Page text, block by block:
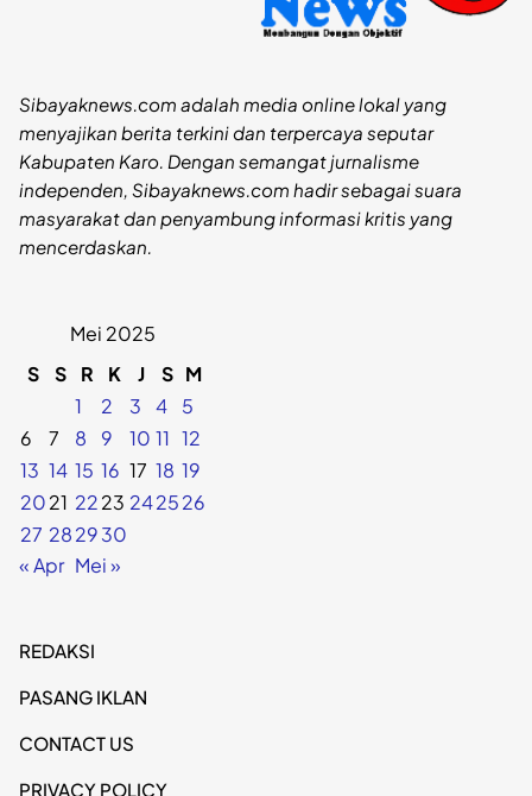
Sibayaknews.com adalah media online lokal yang
menyajikan berita terkini dan terpercaya seputar
Kabupaten Karo. Dengan semangat jurnalisme
independen, Sibayaknews.com hadir sebagai suara
masyarakat dan penyambung informasi kritis yang
mencerdaskan.
Mei 2025
S
S R K J S M
1
2 3 4
5
6
7 8 9 10 11 12
13 14 15 16 17 18 19
2021 2223 242526
27 282930
« Apr Mei »
REDAKSI
PASANG IKLAN
CONTACT US
PRIVACY POLICY